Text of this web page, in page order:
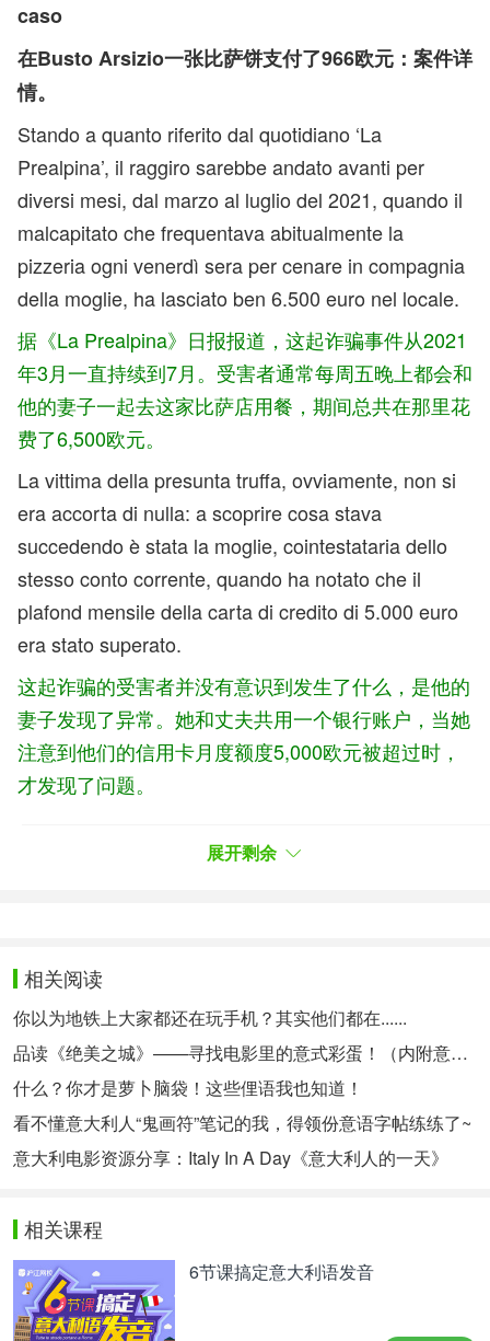
caso
在Busto Arsizio一张比萨饼支付了966欧元：案件详
情。
Stando a quanto riferito dal quotidiano ‘La
Prealpina’, il raggiro sarebbe andato avanti per
diversi mesi, dal marzo al luglio del 2021, quando il
malcapitato che frequentava abitualmente la
pizzeria ogni venerdì sera per cenare in compagnia
della moglie, ha lasciato ben 6.500 euro nel locale.
据《La Prealpina》日报报道，这起诈骗事件从2021
年3月一直持续到7月。受害者通常每周五晚上都会和
他的妻子一起去这家比萨店用餐，期间总共在那里花
费了6,500欧元。
La vittima della presunta truffa, ovviamente, non si
era accorta di nulla: a scoprire cosa stava
succedendo è stata la moglie, cointestataria dello
stesso conto corrente, quando ha notato che il
plafond mensile della carta di credito di 5.000 euro
era stato superato.
这起诈骗的受害者并没有意识到发生了什么，是他的
妻子发现了异常。她和丈夫共用一个银行账户，当她
注意到他们的信用卡月度额度5,000欧元被超过时，
才发现了问题。
deciso di vederci chiaro ed è andata a consultare
nei confronti della pizzeria dove la donna cenava
insieme al marito ogni venerdì sera.
面对信用卡额度被超支的情况，这位女士决定查个明
白，于是她查看了银行交易记录，以追踪资金流失的
具体情况。账单显示，他们每周五晚在那家比萨店的
消费次数很多，明确无误地指出了资金的流失
Nell’elenco dei movimenti bancari figuravano
pagamenti per 6.500 euro versati alla pizzeria dal
marzo al giugno del 2021. Il caso più eclatante è
展开剩余
相关阅读
你以为地铁上大家都还在玩手机？其实他们都在......
品读《绝美之城》——寻找电影里的意式彩蛋！（内附意语中字资源~）
什么？你才是萝卜脑袋！这些俚语我也知道！
看不懂意大利人“鬼画符”笔记的我，得领份意语字帖练练了~
意大利电影资源分享：Italy In A Day《意大利人的一天》
相关课程
6节课搞定意大利语发音